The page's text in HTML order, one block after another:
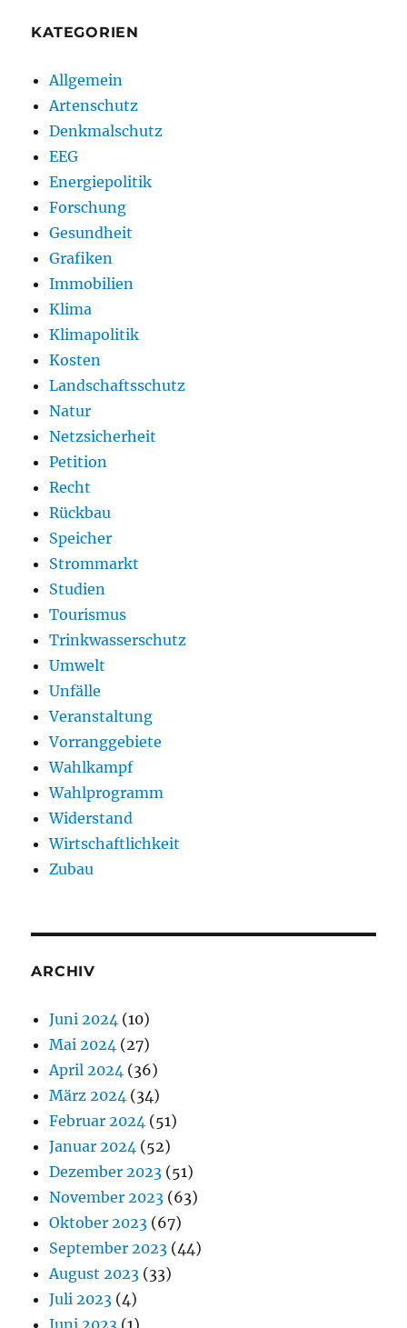
KATEGORIEN
Allgemein
Artenschutz
Denkmalschutz
EEG
Energiepolitik
Forschung
Gesundheit
Grafiken
Immobilien
Klima
Klimapolitik
Kosten
Landschaftsschutz
Natur
Netzsicherheit
Petition
Recht
Rückbau
Speicher
Strommarkt
Studien
Tourismus
Trinkwasserschutz
Umwelt
Unfälle
Veranstaltung
Vorranggebiete
Wahlkampf
Wahlprogramm
Widerstand
Wirtschaftlichkeit
Zubau
ARCHIV
Juni 2024 (10)
Mai 2024 (27)
April 2024 (36)
März 2024 (34)
Februar 2024 (51)
Januar 2024 (52)
Dezember 2023 (51)
November 2023 (63)
Oktober 2023 (67)
September 2023 (44)
August 2023 (33)
Juli 2023 (4)